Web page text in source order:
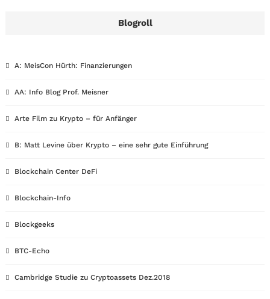
Blogroll
A: MeisCon Hürth: Finanzierungen
AA: Info Blog Prof. Meisner
Arte Film zu Krypto – für Anfänger
B: Matt Levine über Krypto – eine sehr gute Einführung
Blockchain Center DeFi
Blockchain-Info
Blockgeeks
BTC-Echo
Cambridge Studie zu Cryptoassets Dez.2018